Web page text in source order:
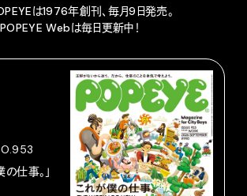
は1976年創刊、毎月9日発売。
POPEYE Webは毎日更新中！
仕事。」